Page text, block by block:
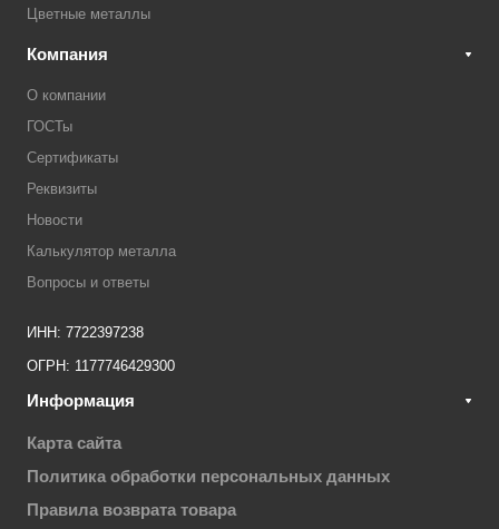
Цветные металлы
Компания
О компании
ГОСТы
Сертификаты
Реквизиты
Новости
Калькулятор металла
Вопросы и ответы
ИНН: 7722397238
ОГРН: 1177746429300
Информация
Карта сайта
Политика обработки персональных данных
Правила возврата товара